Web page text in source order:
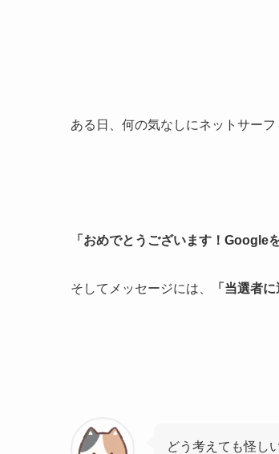
ある日、何の気なしにネットサー
「おめでとうございます！Google
そしてメッセージには、 「当選者
どう考えても怪し